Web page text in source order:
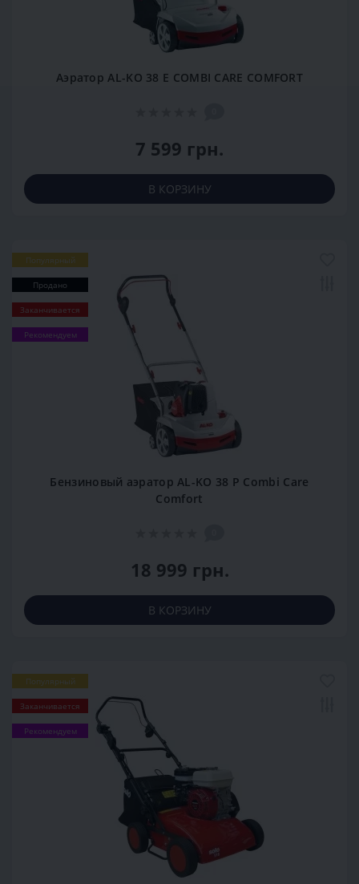
Аэратор AL-KO 38 E COMBI CARE COMFORT
7 599 грн.
В КОРЗИНУ
Популярный
Продано
Заканчивается
Рекомендуем
Бензиновый аэратор AL-KO 38 P Combi Care
Comfort
18 999 грн.
В КОРЗИНУ
Популярный
Заканчивается
Рекомендуем